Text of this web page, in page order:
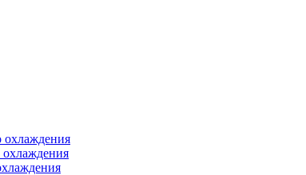
охлаждения
охлаждения